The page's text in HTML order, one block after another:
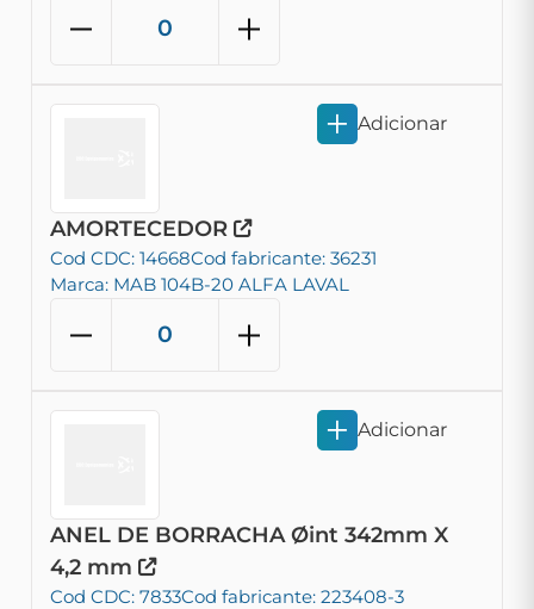
AMORTECEDOR
Cod CDC: 14668Cod fabricante: 36231
Marca: MAB 104B-20 ALFA LAVAL
Adicionar
ANEL DE BORRACHA Øint 342mm X
4,2 mm
Cod CDC: 7833Cod fabricante: 223408-3
Adicionar